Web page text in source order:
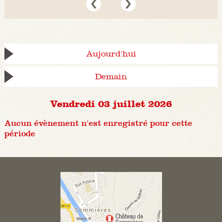
Aujourd'hui
Demain
Vendredi 03 juillet 2026
Aucun évènement n'est enregistré pour cette
période